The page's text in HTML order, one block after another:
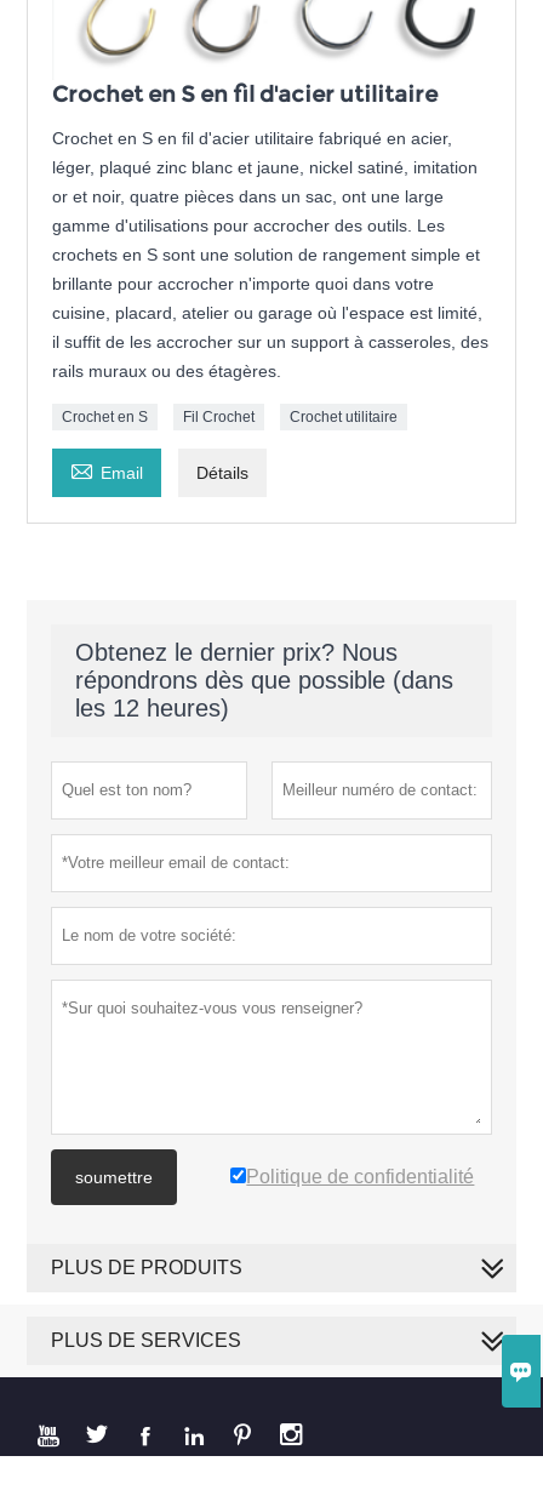

Crochet en S en fil d'acier utilitaire
Crochet en S en fil d'acier utilitaire fabriqué en acier,
léger, plaqué zinc blanc et jaune, nickel satiné, imitation
or et noir, quatre pièces dans un sac, ont une large
gamme d'utilisations pour accrocher des outils. Les
crochets en S sont une solution de rangement simple et
brillante pour accrocher n'importe quoi dans votre
cuisine, placard, atelier ou garage où l'espace est limité,
il suffit de les accrocher sur un support à casseroles, des
rails muraux ou des étagères.
Crochet en S Fil Crochet Crochet utilitaire
 Email Détails
Obtenez le dernier prix? Nous
répondrons dès que possible (dans
les 12 heures)
soumettre Politique de confidentialité
PLUS DE PRODUITS
PLUS DE SERVICES
     